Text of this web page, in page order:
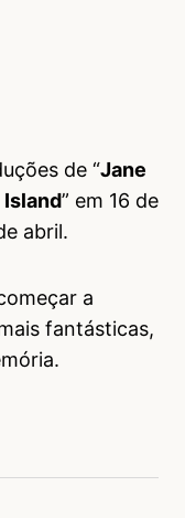
de “Jane
Island” em 16 de
abril.
a
fantásticas,